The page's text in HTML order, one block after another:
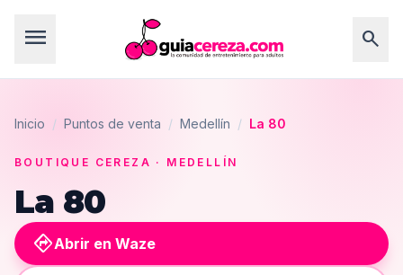
menu search
Inicio / Puntos de venta / Medellín / La 80
BOUTIQUE CEREZA · MEDELLÍN
La 80
directionsAbrir en Waze